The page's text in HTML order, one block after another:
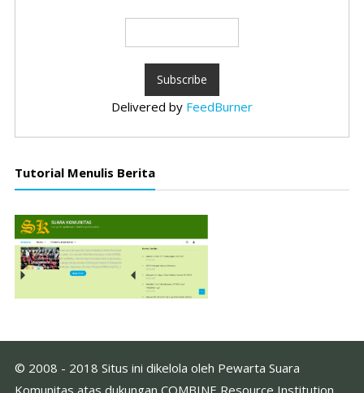
Delivered by FeedBurner
Tutorial Menulis Berita
© 2008 - 2018 Situs ini dikelola oleh Pewarta Suara